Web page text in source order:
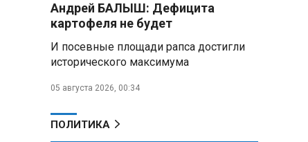
Андрей БАЛЫШ: Дефицита
картофеля не будет
И посевные площади рапса достигли
исторического максимума
05 августа 2026, 00:34
ПОЛИТИКА